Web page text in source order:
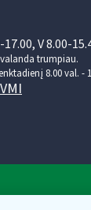
V 8.00-
trumpiau.
8.00 val. -